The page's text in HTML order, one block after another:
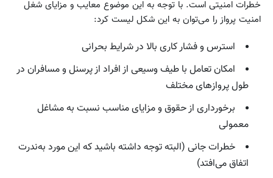
خطرات امنیتی است. با توجه به این موضوع معایب و مزایای شغل
امنیت پرواز را می‌توان به این شکل لیست کرد:
استرس و فشار کاری بالا در شرایط بحرانی
امکان تعامل با طیف وسیعی از افراد از پرسنل و مسافران در
طول پروازهای مختلف
برخورداری از حقوق و مزایای مناسب نسبت به مشاغل
معمولی
خطرات جانی (البته توجه داشته باشید که این مورد به‌ندرت
اتفاق می‌افتد)